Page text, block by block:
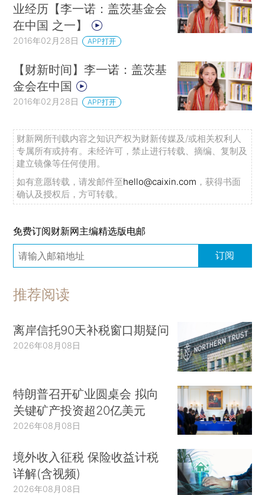
业经历【李一诺：盖茨基金会
在中国 之一】
2016年02月28日 APP打开
【财新时间】李一诺：盖茨基
金会在中国
2016年02月28日 APP打开
财新网所刊载内容之知识产权为财新传媒及/或相关权利人
专属所有或持有。未经许可，禁止进行转载、摘编、复制及
建立镜像等任何使用。
如有意愿转载，请发邮件至hello@caixin.com ，获得书面
确认及授权后，方可转载。
免费订阅财新网主编精选版电邮
订阅
推荐阅读
离岸信托90天补税窗口期疑问
2026年08月08日
特朗普召开矿业圆桌会 拟向
关键矿产投资超20亿美元
2026年08月08日
境外收入征税 保险收益计税
详解(含视频)
2026年08月08日